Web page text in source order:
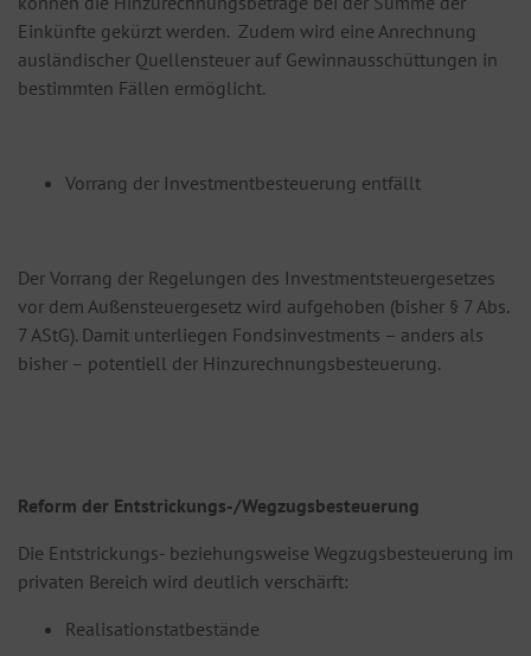
Einkünfte gekürzt werden. Zudem wird eine Anrechnung
ausländischer Quellensteuer auf Gewinnausschüttungen in
bestimmten Fällen ermöglicht.
Vorrang der Investmentbesteuerung entfällt
Der Vorrang der Regelungen des Investmentsteuergesetzes
vor dem Außensteuergesetz wird aufgehoben (bisher § 7 Abs.
7 AStG). Damit unterliegen Fondsinvestments – anders als
bisher – potentiell der Hinzurechnungsbesteuerung.
Reform der Entstrickungs-/Wegzugsbesteuerung
Die Entstrickungs- beziehungsweise Wegzugsbesteuerung im
privaten Bereich wird deutlich verschärft:
Realisationstatbestände